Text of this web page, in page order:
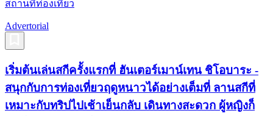
สถานที่ท่องเที่ยว
Advertorial
เริ่มต้นเล่นสกีครั้งแรกที่ ฮันเตอร์เมาน์เทน ชิโอบาระ -
สนุกกับการท่องเที่ยวฤดูหนาวได้อย่างเต็มที่ ลานสกีที่
เหมาะกับทริปไปเช้าเย็นกลับ เดินทางสะดวก ผู้หญิงก็